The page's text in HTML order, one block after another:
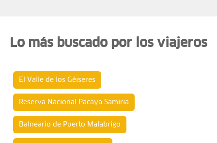
Lo más buscado por los viajeros
El Valle de los Géiseres
Reserva Nacional Pacaya Samiria
Balneario de Puerto Malabrigo